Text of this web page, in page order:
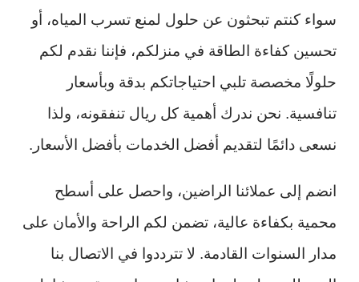
سواء كنتم تبحثون عن حلول لمنع تسرب المياه، أو
تحسين كفاءة الطاقة في منزلكم، فإننا نقدم لكم
حلولًا مخصصة تلبي احتياجاتكم بدقة وبأسعار
تنافسية. نحن ندرك أهمية كل ريال تنفقونه، ولذا
نسعى دائمًا لتقديم أفضل الخدمات بأفضل الأسعار.
انضم إلى عملائنا الراضين، واحصل على أسطح
محمية بكفاءة عالية، تضمن لكم الراحة والأمان على
مدار السنوات القادمة. لا تترددوا في الاتصال بنا